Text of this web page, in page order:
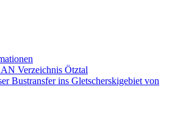
Verzeichnis Ötztal
Bustransfer ins Gletscherskigebiet von